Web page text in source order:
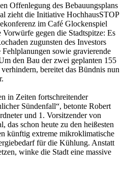
Offenlegung des Bebauungsplans
zieht die Initiative HochhausSTOP
im Café Glockenspiel
gegen die Stadtspitze: Es
zugunsten des Investors
sowie gravierende
den Bau der zwei geplanten 155
bereitet das Bündnis nun
in Zeiten fortschreitender
Sündenfall“, betonte Robert
und 1. Vorsitzender von
das schon heute zu den heißesten
künftig extreme mikroklimatische
für die Kühlung. Anstatt
winke die Stadt eine massive